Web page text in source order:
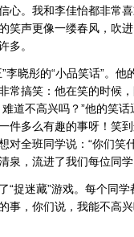
心。我和李佳怡都非常
笑声更像一缕春风，吹
多。
李晓彤的“小品笑话”。
常搞笑：他在笑的时候
道不高兴吗？”他的笑
多么有趣的事呀！笑
对全班同学说：“你们笑
泉，流进了我们每位同学
“捉迷藏”游戏。每个同
事，你们说，我能不高兴